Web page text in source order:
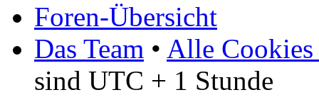
Foren-Übersicht
Das Team • Alle Cookies
sind UTC + 1 Stunde